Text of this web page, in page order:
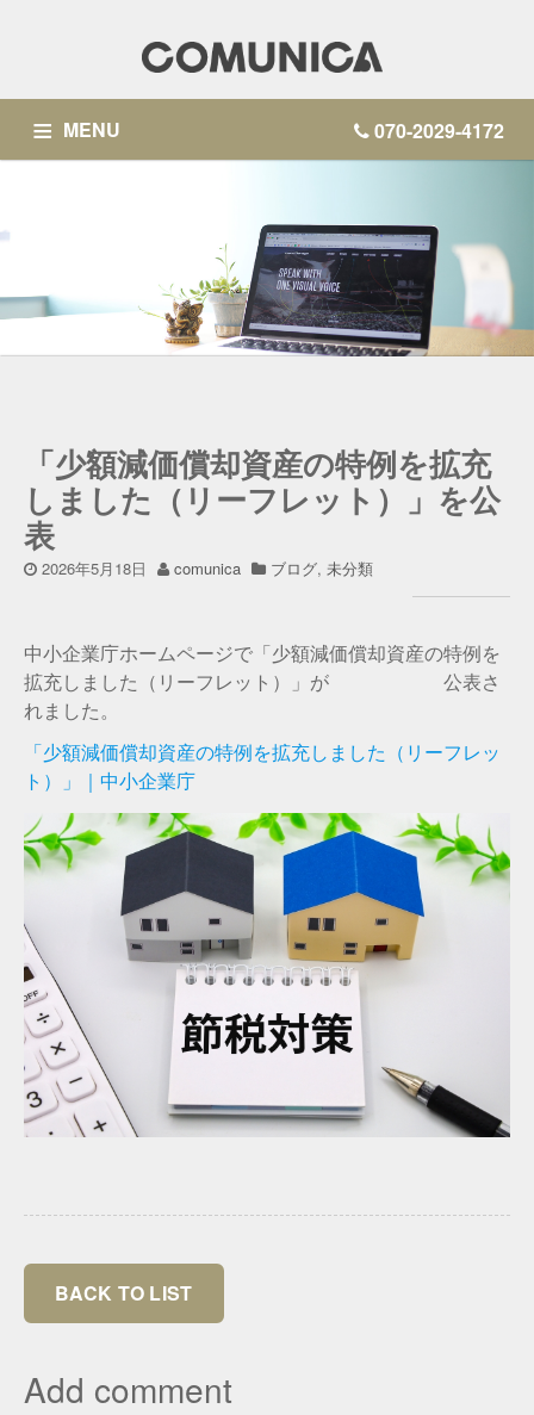
MENU 070-2029-4172
CONTACT
「少額減価償却資産の特例を拡充
しました（リーフレット）」を公
表
2026年5月18日 comunica ブログ, 未分類
中小企業庁ホームページで「少額減価償却資産の特例を
拡充しました（リーフレット）」が 公表さ
れました。
「少額減価償却資産の特例を拡充しました（リーフレッ
ト）」｜中小企業庁
BACK TO LIST
Add comment